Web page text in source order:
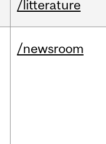
/litterature
/newsroom